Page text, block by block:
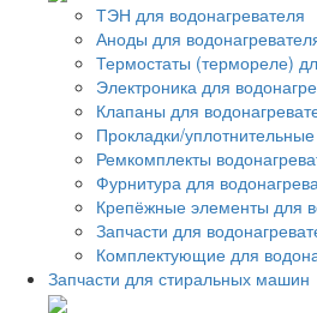
ТЭН для водонагревателя
Аноды для
Термостаты (термореле)
Электроника для
Клапаны для
Прокладки/
Ремкомплекты
Фурнитура для
Крепёжные элементы для
Запчасти для
Комплектующие для
Запчасти для стиральных машин